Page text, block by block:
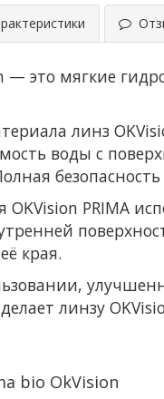
— это мягкие
линз
воды с
OKVision PRIMA
края.
линзу
bio OkVision